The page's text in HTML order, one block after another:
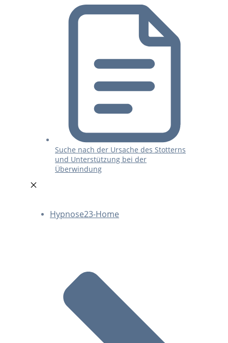
Suche nach der Ursache des Stotterns
und Unterstützung bei der
Überwindung
Hypnose23-Home